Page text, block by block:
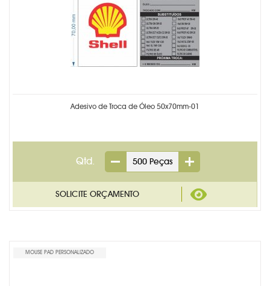
Adesivo de Troca de Óleo 50x70mm-01
Qtd.
MOUSE PAD PERSONALIZADO